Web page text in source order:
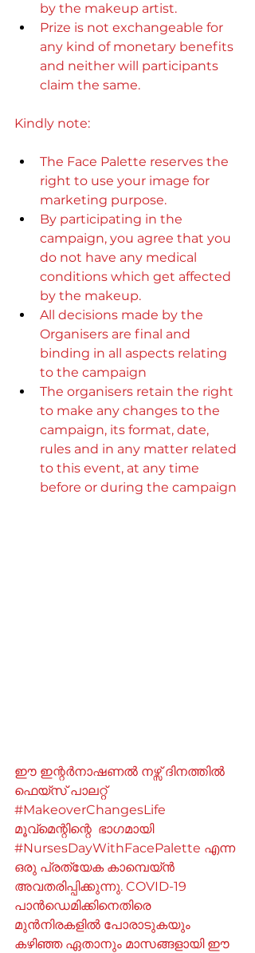
by the makeup artist.
Prize is not exchangeable for
any kind of monetary benefits
and neither will participants
claim the same.
Kindly note:
The Face Palette reserves the
right to use your image for
marketing purpose.
By participating in the
campaign, you agree that you
do not have any medical
conditions which get affected
by the makeup.
All decisions made by the
Organisers are final and
binding in all aspects relating
to the campaign
The organisers retain the right
to make any changes to the
campaign, its format, date,
rules and in any matter related
to this event, at any time
before or during the campaign
ഈ ഇന്റർനാഷണൽ നഴ്സ് ദിനത്തിൽ
ഫെയ്‌സ് പാലറ്റ്
#MakeoverChangesLife
മൂവ്മെന്റിന്റെ  ഭാഗമായി
#NursesDayWithFacePalette എന്ന
ഒരു പ്രത്യേക കാമ്പെയ്‌ൻ
അവതരിപ്പിക്കുന്നു. COVID-19
പാൻഡെമിക്കിനെതിരെ
മുൻ‌നിരകളിൽ പോരാടുകയും
കഴിഞ്ഞ ഏതാനും മാസങ്ങളായി ഈ